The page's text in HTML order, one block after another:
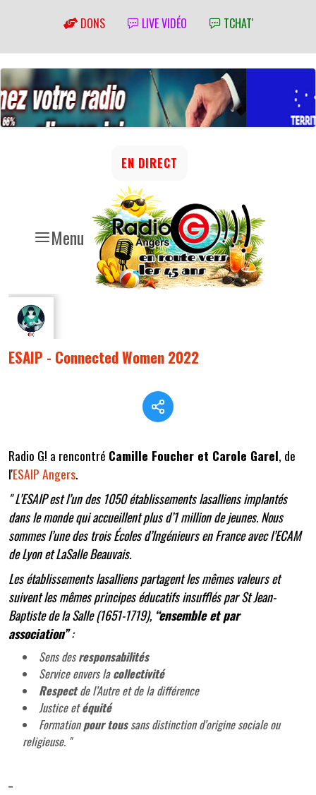
DONS LIVE VIDÉO TCHAT'
Menu
EN DIRECT
ESAIP - Connected Women 2022
Radio G! a rencontré Camille Foucher et Carole Garel, de
l'ESAIP Angers.
" L’ESAIP est l’un des 1050 établissements lasalliens implantés
dans le monde qui accueillent plus d’1 million de jeunes. Nous
sommes l’une des trois Écoles d’Ingénieurs en France avec l’ECAM
de Lyon et LaSalle Beauvais.
Les établissements lasalliens partagent les mêmes valeurs et
suivent les mêmes principes éducatifs insufflés par St Jean-
Baptiste de la Salle (1651-1719), “ensemble et par
association”:
Sens desresponsabilités
Service envers lacollectivité
Respectde l’Autre et de la différence
Justice etéquité
Formationpour toussans distinction d’origine sociale ou
religieuse. "